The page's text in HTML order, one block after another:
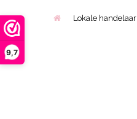
9,7
Lokale handelaar